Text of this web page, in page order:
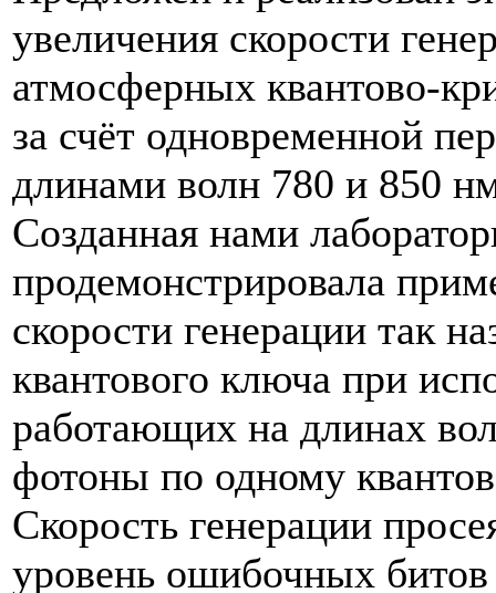
увеличения скорости
атмосферных квантово-
за счёт одновременной
длинами волн 780 и 850
Созданная нами
продемонстрировала
скорости генерации так
квантового ключа при
работающих на длинах
фотоны по одному
Скорость генерации
уровень ошибочных